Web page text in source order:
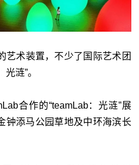
艺术装置，不少了国际艺术团
涟”。
合作的“teamLab：光涟”展
钟添马公园草地及中环海滨长